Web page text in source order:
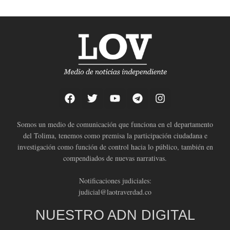
Somos un medio de comunicación que funciona en el departamento
del Tolima, tenemos como premisa la participación ciudadana e
investigación como función de control hacia lo público, también en
compendiados de nuevas narrativas.
Notificaciones judiciales:
judicial@laotraverdad.co
NUESTRO ADN DIGITAL